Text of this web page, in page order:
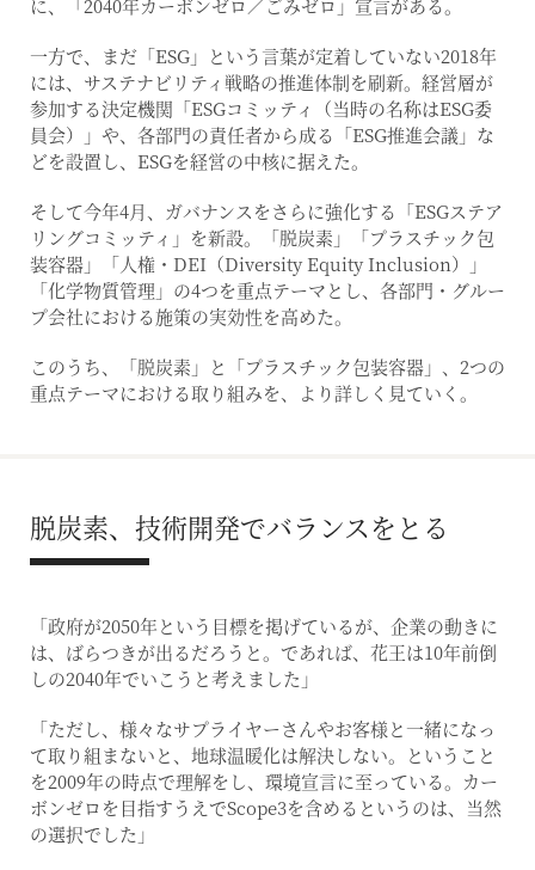
に、「2040年カーボンゼロ／ごみゼロ」宣言がある。
一方で、まだ「ESG」という言葉が定着していない2018年
には、サステナビリティ戦略の推進体制を刷新。経営層が
参加する決定機関「ESGコミッティ（当時の名称はESG委
員会）」や、各部門の責任者から成る「ESG推進会議」な
どを設置し、ESGを経営の中核に据えた。
そして今年4月、ガバナンスをさらに強化する「ESGステア
リングコミッティ」を新設。「脱炭素」「プラスチック包
装容器」「人権・DEI（Diversity Equity Inclusion）」
「化学物質管理」の4つを重点テーマとし、各部門・グルー
プ会社における施策の実効性を高めた。
このうち、「脱炭素」と「プラスチック包装容器」、2つの
重点テーマにおける取り組みを、より詳しく見ていく。
脱炭素、技術開発でバランスをとる
「政府が2050年という目標を掲げているが、企業の動きに
は、ばらつきが出るだろうと。であれば、花王は10年前倒
しの2040年でいこうと考えました」
「ただし、様々なサプライヤーさんやお客様と一緒になっ
て取り組まないと、地球温暖化は解決しない。ということ
を2009年の時点で理解をし、環境宣言に至っている。カー
ボンゼロを目指すうえでScope3を含めるというのは、当然
の選択でした」